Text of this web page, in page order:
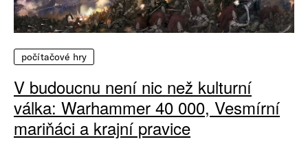
počítačové hry
V budoucnu není nic než kulturní
válka: Warhammer 40 000, Vesmírní
mariňáci a krajní pravice